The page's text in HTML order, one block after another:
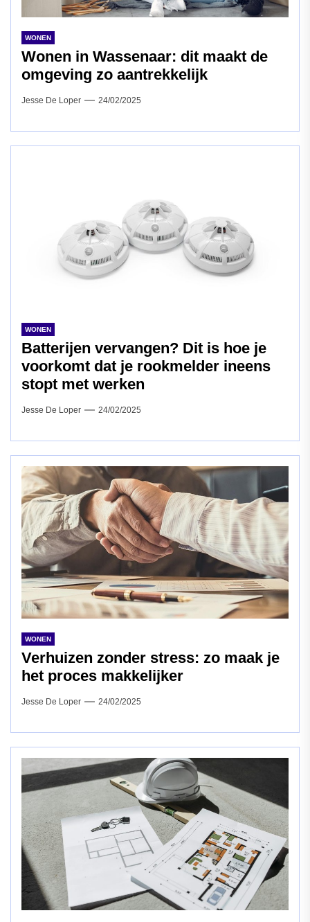
WONEN
Wonen in Wassenaar: dit maakt de
omgeving zo aantrekkelijk
Jesse De Loper 24/02/2025
WONEN
Batterijen vervangen? Dit is hoe je
voorkomt dat je rookmelder ineens
stopt met werken
Jesse De Loper 24/02/2025
WONEN
Verhuizen zonder stress: zo maak je
het proces makkelijker
Jesse De Loper 24/02/2025